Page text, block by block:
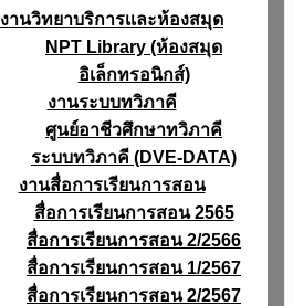
งานวิทยาบริการเเละห้องสมุด
NPT Library (ห้องสมุด
อิเล็กทรอนิกส์)
งานระบบทวิภาคี
ศูนย์อาชีวศึกษาทวิภาคี
ระบบทวิภาคี (DVE-DATA)
งานสื่อการเรียนการสอน
สื่อการเรียนการสอน 2565
สื่อการเรียนการสอน 2/2566
สื่อการเรียนการสอน 1/2567
สื่อการเรียนการสอน 2/2567